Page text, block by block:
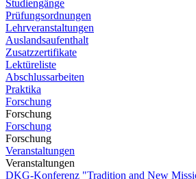
Studiengänge
Prüfungsordnungen
Lehrveranstaltungen
Auslandsaufenthalt
Zusatzzertifikate
Lektüreliste
Abschlussarbeiten
Praktika
Forschung
Forschung
Forschung
Forschung
Veranstaltungen
Veranstaltungen
DKG-Konferenz "Tradition and New